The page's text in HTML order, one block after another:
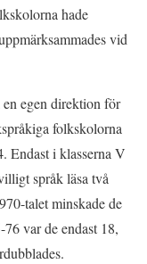
hade
vid
egen direktion för
folkskolorna
Endast i klasserna V
språk läsa två
talet minskade de
var de endast 18,